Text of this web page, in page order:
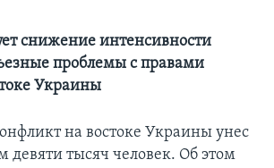
снижение интенсивности
проблемы с правами
Украины
на востоке Украины унес
девяти тысяч человек. Об этом